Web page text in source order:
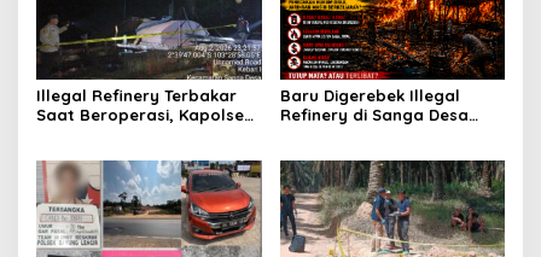
Illegal Refinery Terbakar
Saat Beroperasi, Kapolsek
Pencegahan Terus
Dilakukan
Baru Digerebek Illegal
Refinery di Sanga Desa